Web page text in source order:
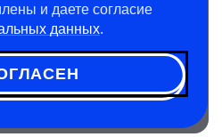
составляет 6 лет.
как с углубленным
так и без.
и даете согласие
данных.